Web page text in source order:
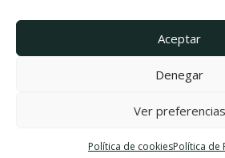
Aceptar
Denegar
Ver preferencias
Política de cookiesPolítica de
Copyright © 2026 PhoneCloud |